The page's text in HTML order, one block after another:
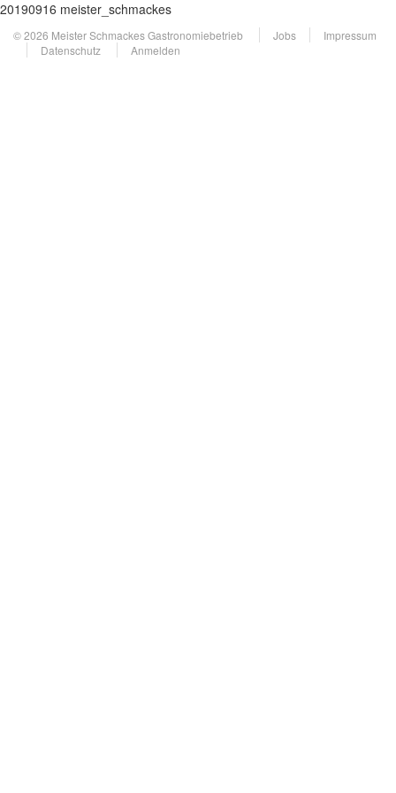
20190916 meister_schmackes
© 2026 Meister Schmackes Gastronomiebetrieb Jobs
Impressum
Datenschutz
Anmelden